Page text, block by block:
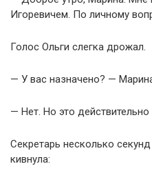
Игоревичем. По личному
Голос Ольги слегка дрожал.
— У вас назначено? —
— Нет. Но это
Секретарь несколько
кивнула: